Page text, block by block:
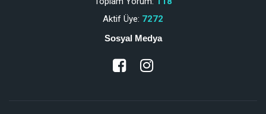
Aktif Üye: 7272
Sosyal Medya